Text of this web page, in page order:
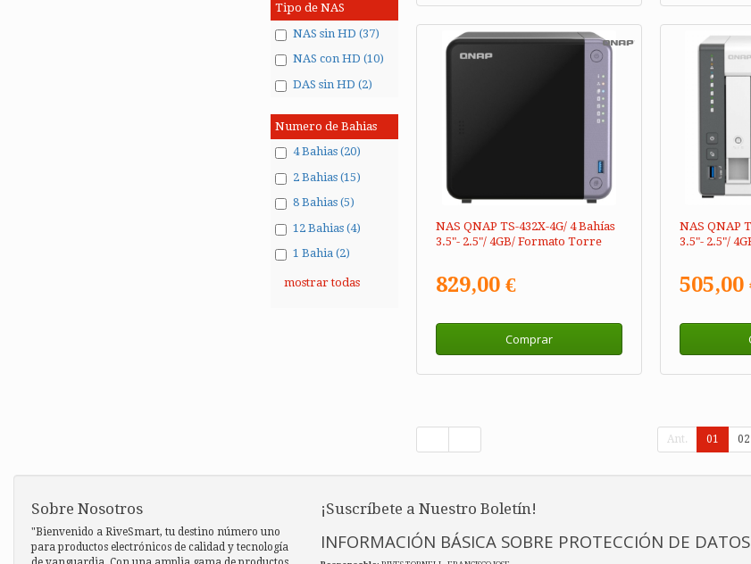
Tipo de NAS
NAS sin HD (37)
NAS con HD (10)
DAS sin HD (2)
Numero de Bahias
4 Bahias (20)
2 Bahias (15)
8 Bahias (5)
12 Bahias (4)
1 Bahia (2)
mostrar todas
NAS QNAP TS-432X-4G/ 4 Bahías
3.5"- 2.5"/ 4GB/ Formato Torre
829,00 €
Comprar
NAS QNAP
3.5"- 2.5"/
505,00
Ant. 01 02
Sobre Nosotros
"Bienvenido a RiveSmart, tu destino número uno
para productos electrónicos de calidad y tecnología
¡Suscríbete a Nuestro Boletín!
INFORMACIÓN BÁSICA SOBRE PROTECCIÓN DE DATOS